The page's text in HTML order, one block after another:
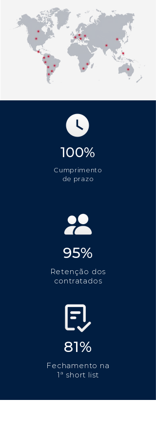
100%
Cumprimento
de prazo
95%
Retenção dos
contratados
81%
Fechamento na
1ª short list